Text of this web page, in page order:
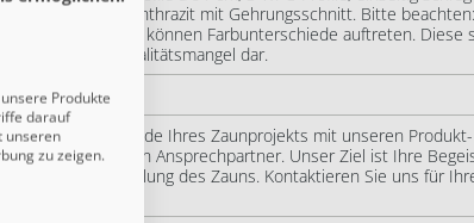
in Anthrazit mit Gehrungsschnitt. Bitte
Kunststoff) können Farbunterschiede auftreten. Diese
keinen Qualitätsmangel dar.
von Anfang bis Ende Ihres Zaunprojekts mit unseren Produkt-
persönlichen Ansprechpartner. Unser Ziel ist Ihre
bis zur Fertigstellung des Zauns. Kontaktieren Sie uns für
Produkte
darauf
unseren
zu zeigen.